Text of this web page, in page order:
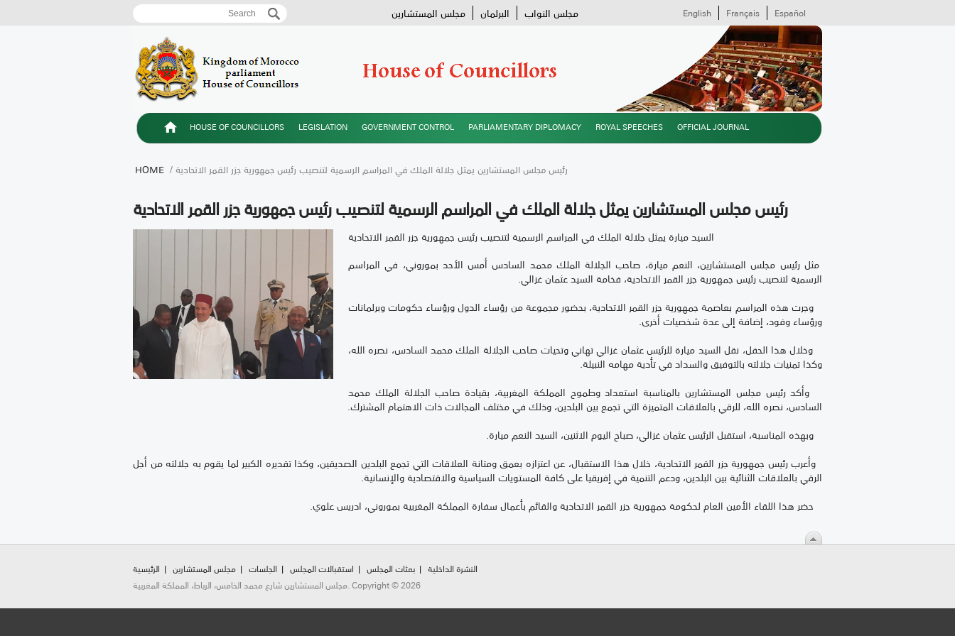
Search form
Search مجلس النواب البرلمان مجلس المستشارين Español
Français
English
HOUSE OF COUNCILLORS LEGISLATION GOVERNMENT CONTROL PARLIAMENTARY DIPLOMACY ROYAL SPEECHES OFFICIAL JOURNAL
HOME / رئيس مجلس المستشارين يمثل جلالة الملك في المراسم الرسمية لتنصيب رئيس جمهورية جزر القمر الاتحادية
رئيس مجلس المستشارين يمثل جلالة الملك في المراسم الرسمية لتنصيب رئيس جمهورية جزر القمر الاتحادية
السيد ميارة يمثل جلالة الملك في المراسم الرسمية لتنصيب رئيس جمهورية جزر القمر الاتحادية
مثل رئيس مجلس المستشارين، النعم ميارة، صاحب الجلالة الملك محمد السادس أمس الأحد بموروني، في المراسم
الرسمية لتنصيب رئيس جمهورية جزر القمر الاتحادية، فخامة السيد عثمان غزالي.
وجرت هذه المراسم بعاصمة جمهورية جزر القمر الاتحادية، بحضور مجموعة من رؤساء الدول ورؤساء حكومات وبرلمانات
ورؤساء وفود، إضافة إلى عدة شخصيات أخرى.
وخلال هذا الحفل، نقل السيد ميارة للرئيس عثمان غزالي تهاني وتحيات صاحب الجلالة الملك محمد السادس، نصره الله،
وكذا تمنيات جلالته بالتوفيق والسداد في تأدية مهامه النبيلة.
وأكد رئيس مجلس المستشارين بالمناسبة استعداد وطموح المملكة المغربية، بقيادة صاحب الجلالة الملك محمد
السادس، نصره الله، للرقي بالعلاقات المتميزة التي تجمع بين البلدين، وذلك في مختلف المجالات ذات الاهتمام المشترك.
وبهذه المناسبة، استقبل الرئيس عثمان غزالي، صباح اليوم الاثنين، السيد النعم ميارة.
وأعرب رئيس جمهورية جزر القمر الاتحادية، خلال هذا الاستقبال، عن اعتزازه بعمق ومتانة العلاقات التي تجمع البلدين الصديقين، وكذا تقديره الكبير لما يقوم به جلالته من أجل
الرقي بالعلاقات الثنائية بين البلدين، ودعم التنمية في إفريقيا على كافة المستويات السياسية والاقتصادية والإنسانية.
حضر هذا اللقاء الأمين العام لحكومة جمهورية جزر القمر الاتحادية والقائم بأعمال سفارة المملكة المغربية بموروني، ادريس علوي.
الرئيسية مجلس المستشارين الجلسات استقبالات المجلس بعثات المجلس
النشرة الداخلية
مجلس المستشارين شارع محمد الخامس، الرباط، المملكة المغربية. Copyright © 2026